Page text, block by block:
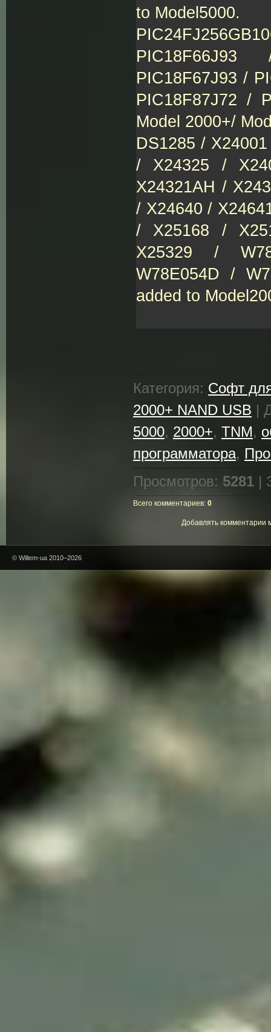
to Model5000.
PIC18F67J93 /
PIC18F87J72 /
Model 2000+/
DS1285 /
/ X24325 /
X24321AH /
/ X24640 /
/ X25168 /
X25329 /
W78E054D /
added to
Категория: Софт
2000+ NAND USB |
5000, 2000+, TNM,
программатора,
Просмотров: 5281 |
Всего комментариев: 0
Добавлять комментарии
© Willem-ua 2010–2026